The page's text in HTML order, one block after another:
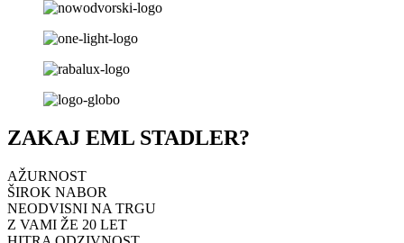
ZAKAJ EML STADLER?
AŽURNOST
ŠIROK NABOR
NEODVISNI NA TRGU
Z VAMI ŽE 20 LET